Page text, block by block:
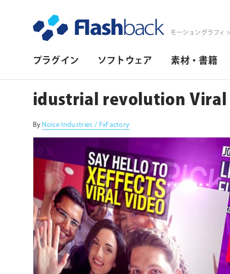
モーショングラフィ
プ
イ
マ
リ・
ナ
ビ
ゲ
ー
シ
ョ
ン
プラグイン ソフトウェア 素材・書籍
idustrial revolution Viral
By Noise Industries / FxFactory